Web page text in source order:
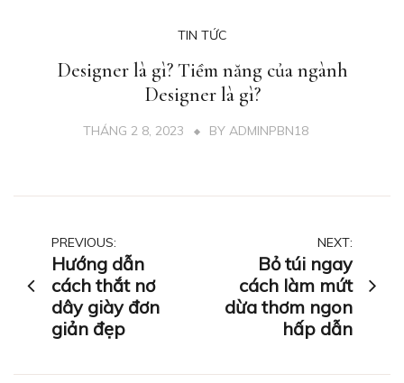
TIN TỨC
Designer là gì? Tiềm năng của ngành
Designer là gì?
THÁNG 2 8, 2023 BY ADMINPBN18
Điều
hướng
bài
PREVIOUS:
Hướng dẫn
cách thắt nơ
dây giày đơn
giản đẹp
NEXT:
Bỏ túi ngay
cách làm mứt
dừa thơm ngon
hấp dẫn